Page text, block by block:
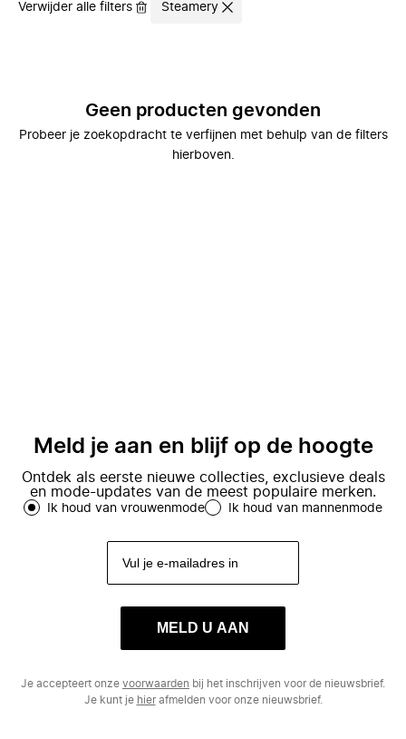
Verwijder alle filters Steamery
Geen producten gevonden
Probeer je zoekopdracht te verfijnen met behulp van de filters
hierboven.
Meld je aan en blijf op de hoogte
Ontdek als eerste nieuwe collecties, exclusieve deals
en mode-updates van de meest populaire merken.
Ik houd van vrouwenmode Ik houd van mannenmode
MELD U AAN
Je accepteert onze voorwaarden bij het inschrijven voor de nieuwsbrief.
Je kunt je hierafmelden voor onze nieuwsbrief.